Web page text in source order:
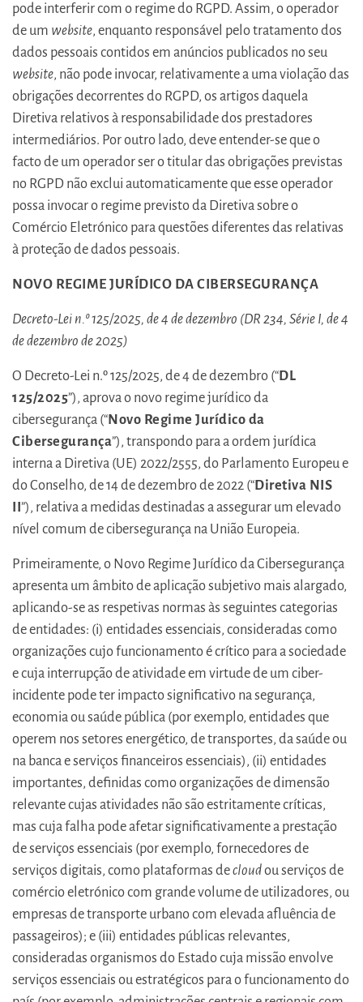
pode interferir com o regime do RGPD. Assim, o operador
de um website, enquanto responsável pelo tratamento dos
dados pessoais contidos em anúncios publicados no seu
website, não pode invocar, relativamente a uma violação das
obrigações decorrentes do RGPD, os artigos daquela
Diretiva relativos à responsabilidade dos prestadores
intermediários. Por outro lado, deve entender-se que o
facto de um operador ser o titular das obrigações previstas
no RGPD não exclui automaticamente que esse operador
possa invocar o regime previsto da Diretiva sobre o
Comércio Eletrónico para questões diferentes das relativas
à proteção de dados pessoais.
NOVO REGIME JURÍDICO DA CIBERSEGURANÇA
Decreto-Lei n.º 125/2025, de 4 de dezembro (DR 234, Série I, de 4
de dezembro de 2025)
O Decreto-Lei n.º 125/2025, de 4 de dezembro (“DL
125/2025”), aprova o novo regime jurídico da
cibersegurança (“Novo Regime Jurídico da
Cibersegurança”), transpondo para a ordem jurídica
interna a Diretiva (UE) 2022/2555, do Parlamento Europeu e
do Conselho, de 14 de dezembro de 2022 (“Diretiva NIS
”), relativa a medidas destinadas a assegurar um elevado
nível comum de cibersegurança na União Europeia.
Primeiramente, o Novo Regime Jurídico da Cibersegurança
apresenta um âmbito de aplicação subjetivo mais alargado,
aplicando-se as respetivas normas às seguintes categorias
de entidades: (i) entidades essenciais, consideradas como
organizações cujo funcionamento é crítico para a sociedade
e cuja interrupção de atividade em virtude de um ciber-
incidente pode ter impacto significativo na segurança,
economia ou saúde pública (por exemplo, entidades que
operem nos setores energético, de transportes, da saúde ou
na banca e serviços financeiros essenciais), (ii) entidades
importantes, definidas como organizações de dimensão
relevante cujas atividades não são estritamente críticas,
mas cuja falha pode afetar significativamente a prestação
de serviços essenciais (por exemplo, fornecedores de
serviços digitais, como plataformas decloudou serviços de
comércio eletrónico com grande volume de utilizadores, ou
empresas de transporte urbano com elevada afluência de
passageiros); e (iii) entidades públicas relevantes,
consideradas organismos do Estado cuja missão envolve
serviços essenciais ou estratégicos para o funcionamento do